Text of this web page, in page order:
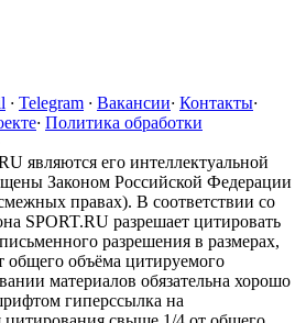
· Telegram · Вакансии· Контакты·
· Политика обработки
являются его интеллектуальной
Законом Российской Федерации
правах). В соответствии со
SPORT.RU разрешает цитировать
разрешения в размерах,
объёма цитируемого
материалов обязательна хорошо
гиперссылка на